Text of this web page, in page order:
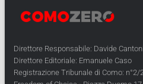
Direttore Responsabile: Davide Cantoni
Direttore Editoriale: Emanuele Caso
Registrazione Tribunale di Como: n°2/